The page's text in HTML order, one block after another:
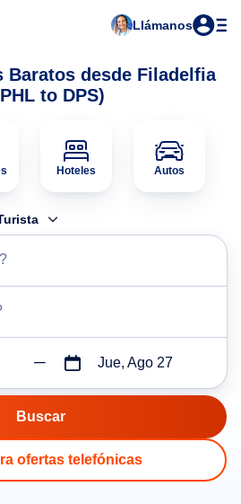
Llámanos
Baratos desde Filadelfia
to DPS)
Hoteles Autos
Jue, Ago 27
ofertas telefónicas